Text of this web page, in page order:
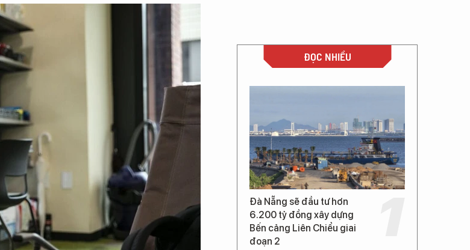
ĐỌC NHIỀU
Đà Nẵng sẽ đầu tư hơn
6.200 tỷ đồng xây dựng
Bến cảng Liên Chiểu giai
đoạn 2